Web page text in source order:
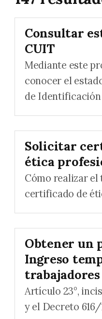
Consultar
CUIT
Mediante este
conocer el
de Identificación
Solicitar
ética
Cómo realizar
certificado de
Obtener un
Ingreso
Artículo 23°,
y el Decreto 616/